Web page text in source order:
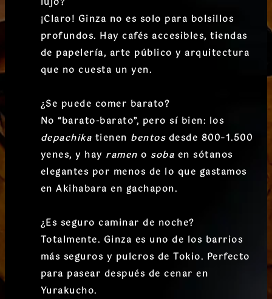
¡Claro! Ginza no es solo para bolsillos
profundos. Hay cafés accesibles, tiendas
de papelería, arte público y arquitectura
que no cuesta un yen.
¿Se puede comer barato?
No “barato-barato”, pero sí bien: los
depachika tienen bentosdesde 800–1.500
yenes, y hay ramen o soba en sótanos
elegantes por menos de lo que gastamos
en Akihabara en gachapon.
¿Es seguro caminar de noche?
Totalmente. Ginza es uno de los barrios
más seguros y pulcros de Tokio. Perfecto
para pasear después de cenar en
Yurakucho.